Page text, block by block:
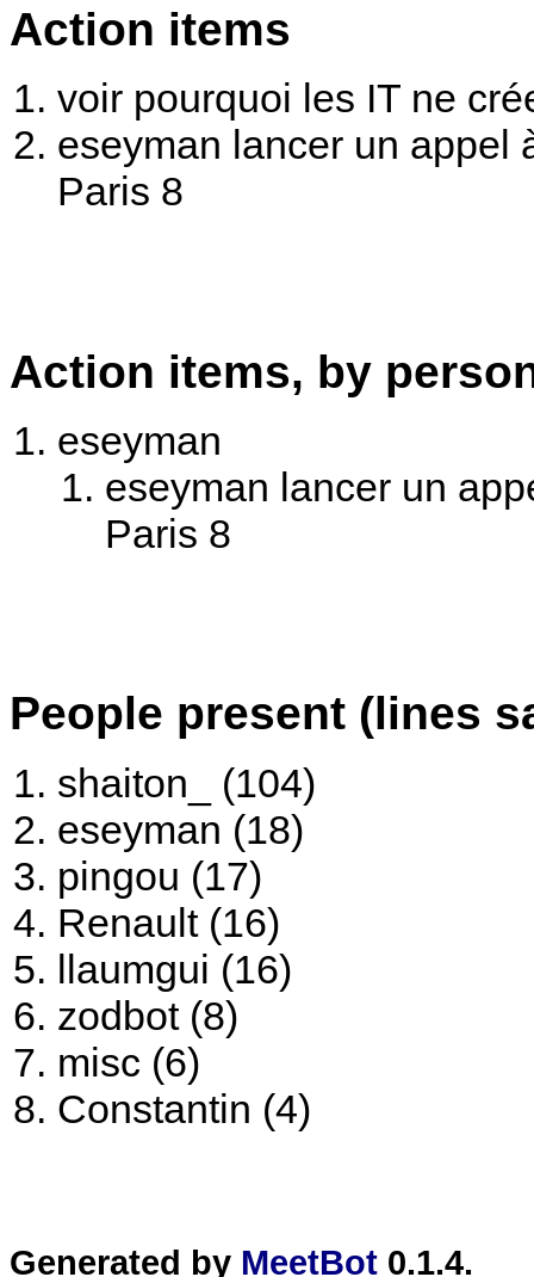
Action items
voir pourquoi les IT ne
eseyman lancer un appel
Paris 8
Action items, by
eseyman
eseyman lancer un
Paris 8
People present (lines
shaiton_ (104)
eseyman (18)
pingou (17)
Renault (16)
llaumgui (16)
zodbot (8)
misc (6)
Constantin (4)
Generated by MeetBot 0.1.4.